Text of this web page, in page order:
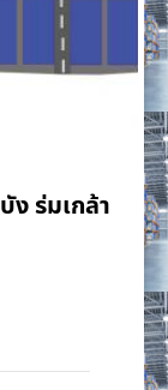
ง​ ร่มเกล้า